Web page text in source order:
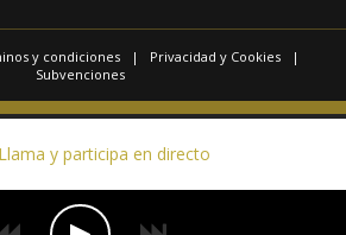
y condiciones | Privacidad y Cookies |
Subvenciones
realizada porWeb Las Palmas
Llama y participa en directo
EN DIRECTO